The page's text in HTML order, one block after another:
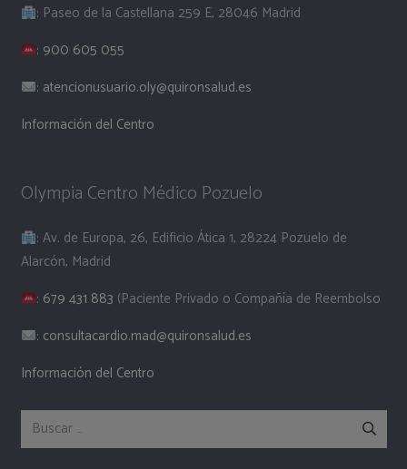
: Paseo de la Castellana 259 E, 28046 Madrid
: 900 605 055
: atencionusuario.oly@quironsalud.es
Información del Centro
Olympia Centro Médico Pozuelo
: Av. de Europa, 26, Edificio Ática 1, 28224 Pozuelo de
Alarcón, Madrid
: 679 431 883 (Paciente Privado o Compañía de Reembolso
: consultacardio.mad@quironsalud.es
Información del Centro
Buscar: